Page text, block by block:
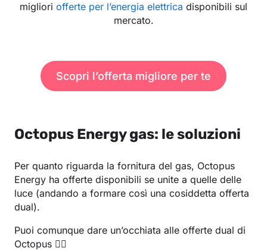
migliori offerte per l’energia elettrica disponibili sul
mercato.
Scopri l’offerta migliore per te
Octopus Energy gas: le soluzioni
Per quanto riguarda la fornitura del gas, Octopus
Energy ha offerte disponibili se unite a quelle delle
luce (andando a formare così una cosiddetta offerta
dual).
Puoi comunque dare un’occhiata alle offerte dual di
Octopus 👇🏻